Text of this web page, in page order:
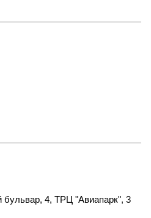
4, ТРЦ "Авиапарк", 3